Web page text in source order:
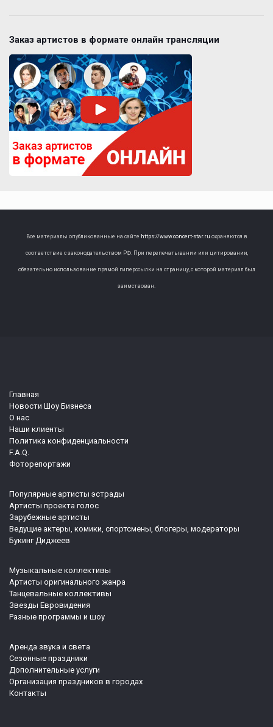
Заказ артистов в формате онлайн трансляции
Все материалы опубликованные на сайте https://www.concert-star.ru охраняются в
соответствие с законодательством РФ. При перепечатывании или цитировании,
обязательно использование прямой гиперссылки на страницу, с которой материал был
заимствован.
Главная
Новости Шоу Бизнеса
О нас
Наши клиенты
Политика конфиденциальности
F.A.Q.
Фоторепортажи
Популярные артисты эстрады
Артисты проекта голос
Зарубежные артисты
Ведущие актеры, комики, спортсмены, блогеры, модераторы
Букинг Диджеев
Музыкальные коллективы
Артисты оригинального жанра
Танцевальные коллективы
Звезды Евровидения
Разные программы и шоу
Аренда звука и света
Сезонные праздники
Дополнительные услуги
Организация праздников в городах
Контакты